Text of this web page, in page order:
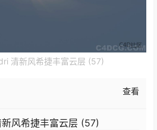
清新风希捷丰富云层 (57)
查看
风希捷丰富云层 (57)